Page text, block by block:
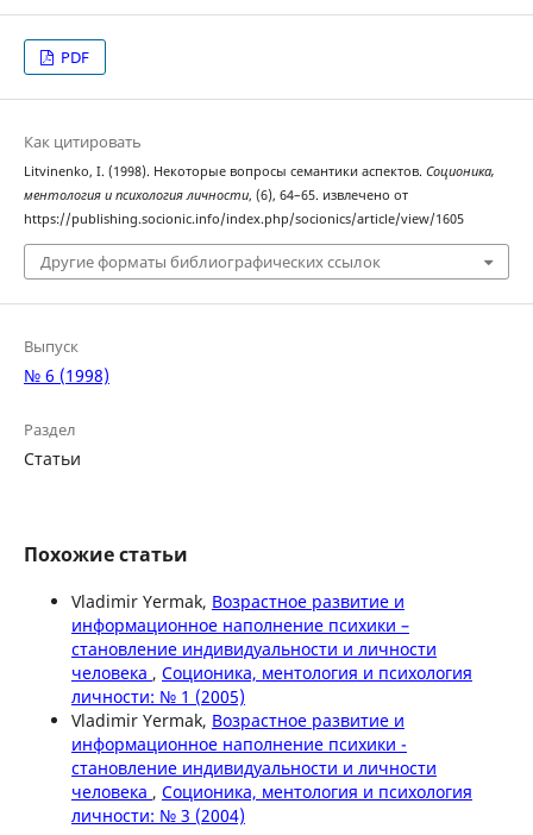
PDF
Как цитировать
Litvinenko, I. (1998). Некоторые вопросы семантики аспектов. Соционика,
ментология и психология личности, (6), 64–65. извлечено от
https://publishing.socionic.info/index.php/socionics/article/view/1605
Другие форматы библиографических ссылок
Выпуск
№ 6 (1998)
Раздел
Статьи
Похожие статьи
Vladimir Yermak, Возрастное развитие и
информационное наполнение психики –
становление индивидуальности и личности
человека , Соционика, ментология и психология
личности: № 1 (2005)
Vladimir Yermak, Возрастное развитие и
информационное наполнение психики -
становление индивидуальности и личности
человека , Соционика, ментология и психология
личности: № 3 (2004)